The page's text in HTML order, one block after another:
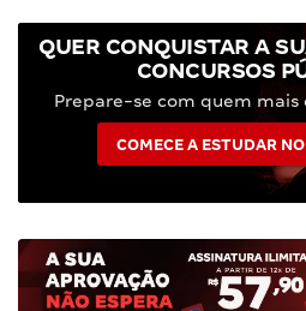
QUER CONQUISTAR A
CONCURSOS
Prepare-se com quem mais
COMECE A ESTUDAR